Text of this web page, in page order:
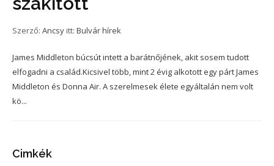
Szerző: Ancsy itt: Bulvár hírek
James Middleton búcsút intett a barátnőjének, akit sosem tudott
elfogadni a család.Kicsivel több, mint 2 évig alkotott egy párt James
Middleton és Donna Air. A szerelmesek élete egyáltalán nem volt
kö...
Cimkék